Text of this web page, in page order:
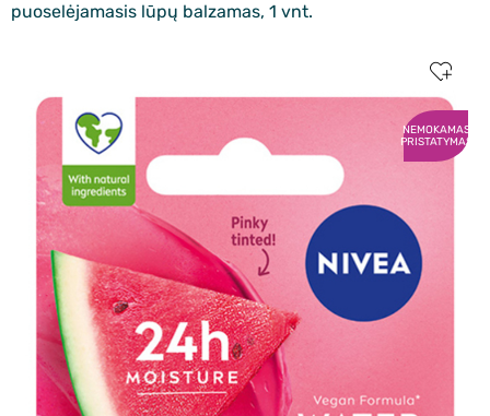
puoselėjamasis lūpų balzamas, 1 vnt.
NEMOKAMAS
PRISTATYMAS